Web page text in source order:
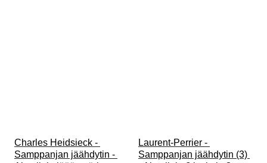
Charles Heidsieck -
Samppanjan jäähdytin -
Laurent-Perrier -
Samppanjan jäähdytin (3)